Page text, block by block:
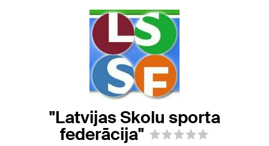
"Latvijas Skolu sporta
federācija"